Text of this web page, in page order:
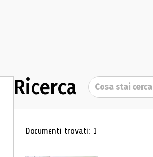
Ricerca Cerca
Risultati di
Documenti trovati: 1